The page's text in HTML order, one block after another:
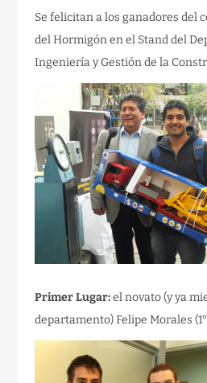
Se felicitan a los ganadores del
del Hormigón en el Stand del
Ingeniería y Gestión de la
Primer Lugar:el novato (y ya
departamento) Felipe Morales